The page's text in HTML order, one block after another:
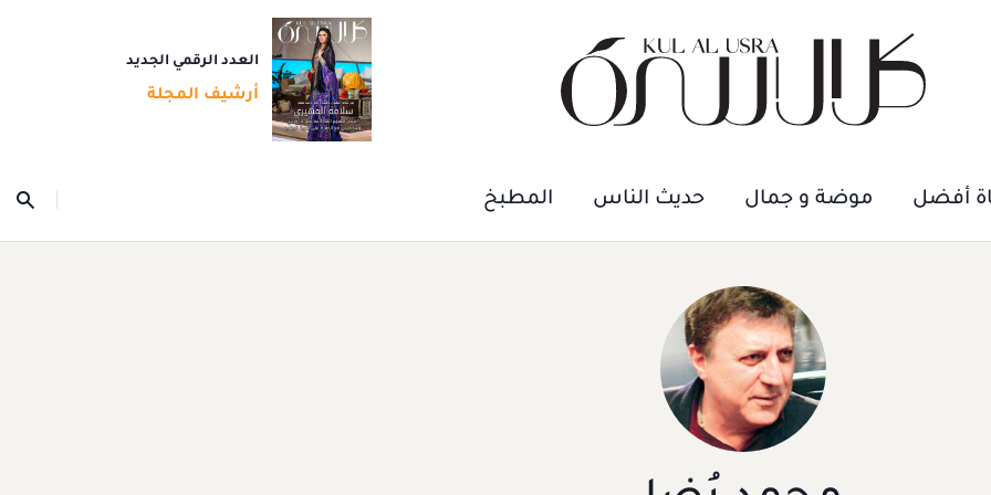
العدد الرقمي الجديد
أرشيف المجلة
أفضل موضة و جمال حديث الناس المطبخ